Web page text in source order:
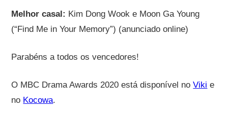
Melhor casal: Kim Dong Wook e Moon Ga Young
(“Find Me in Your Memory”) (anunciado online)
Parabéns a todos os vencedores!
O MBC Drama Awards 2020 está disponível noViki e
no Kocowa.